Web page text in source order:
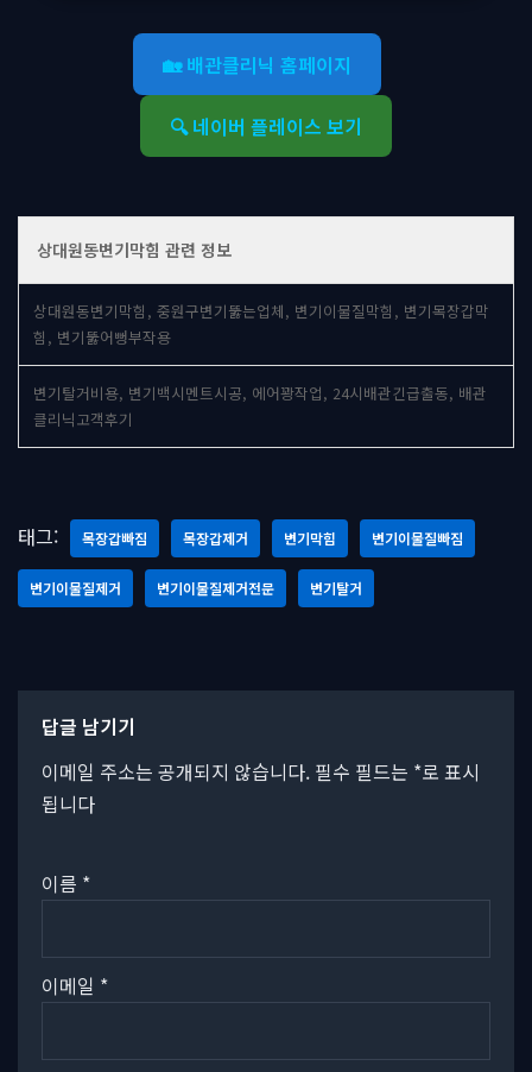
🏡 배관클리닉 홈페이지
🔍 네이버 플레이스 보기
상대원동변기막힘 관련 정보
상대원동변기막힘, 중원구변기뚫는업체, 변기이물질막힘, 변기목장갑막
힘, 변기뚫어뻥부작용
변기탈거비용, 변기백시멘트시공, 에어꽝작업, 24시배관긴급출동, 배관
클리닉고객후기
태그: 목장갑빠짐 목장갑제거 변기막힘 변기이물질빠짐
변기이물질제거 변기이물질제거전문 변기탈거
답글 남기기
이메일 주소는 공개되지 않습니다. 필수 필드는 *로 표시
됩니다
이름 *
이메일 *